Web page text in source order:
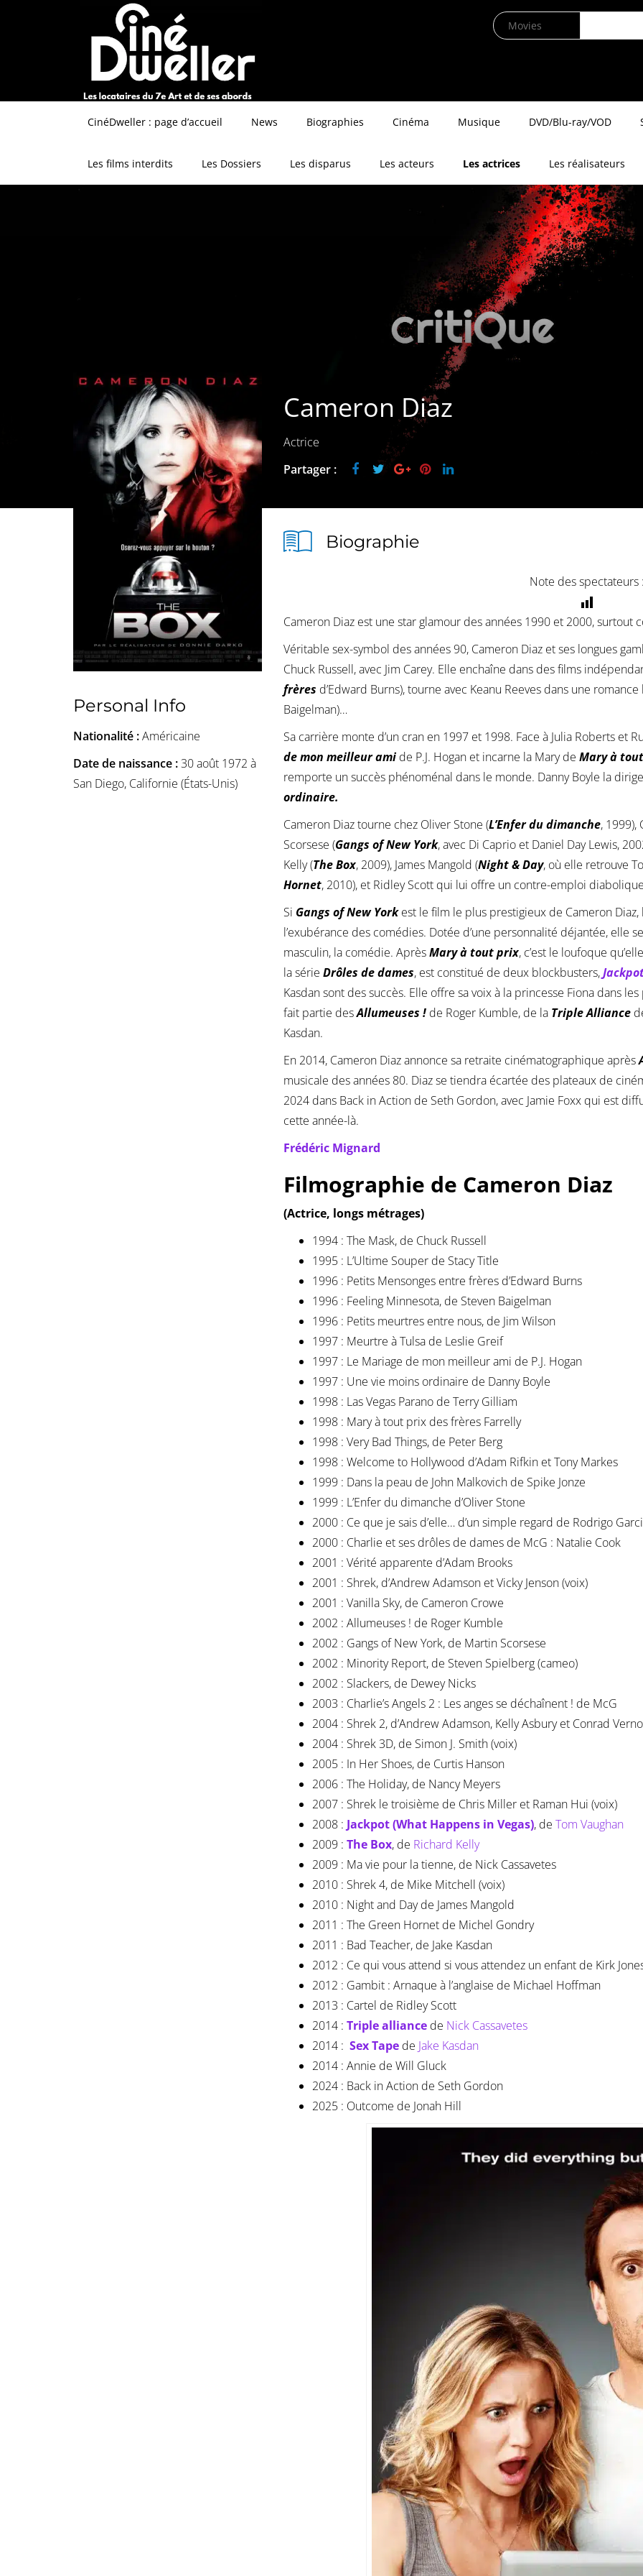
CinéDweller : page d’accueil News Biographies Cinéma Musique DVD/Blu-ray/VOD
Les films interdits Les Dossiers Les disparus Les acteurs Les actrices Les réalisateurs
Cameron Diaz
Actrice
Partager :
Personal Info
Nationalité :Américaine
Date de naissance :30 août 1972 à
San Diego, Californie (États-Unis)
Biographie
Note des spectateurs
Cameron Diaz est une star glamour des années 1990 et 2000,
Véritable sex-symbol des années 90, Cameron Diaz et ses longues
Chuck Russell, avec Jim Carey. Elle enchaîne dans des films
frères d’Edward Burns), tourne avec Keanu Reeves dans une romance
Baigelman)…
Sa carrière monte d’un cran en 1997 et 1998. Face à Julia Roberts et
de mon meilleur amide P.J. Hogan et incarne la Mary de Mary à
remporte un succès phénoménal dans le monde. Danny Boyle la
ordinaire.
Cameron Diaz tourne chez Oliver Stone (L’Enfer du dimanche, 1999),
Scorsese (Gangs of New York, avec Di Caprio et Daniel Day Lewis,
Kelly (The Box, 2009), James Mangold (Night & Day, où elle retrouve
Hornet, 2010), et Ridley Scott qui lui offre un contre-emploi
Si Gangs of New Yorkest le film le plus prestigieux de Cameron Diaz,
l’exubérance des comédies. Dotée d’une personnalité déjantée, elle
masculin, la comédie. AprèsMary à tout prix, c’est le loufoque
la série Drôles de dames, est constitué de deux blockbusters,
Kasdan sont des succès. Elle offre sa voix à la princesse Fiona dans
fait partie desAllumeuses !de Roger Kumble, de la Triple Alliance
Kasdan.
En 2014, Cameron Diaz annonce sa retraite cinématographique après
musicale des années 80. Diaz se tiendra écartée des plateaux de
2024 dans Back in Action de Seth Gordon, avec Jamie Foxx qui est
cette année-là.
Frédéric Mignard
Filmographie de Cameron Diaz
(Actrice, longs métrages)
1994 : The Mask, de Chuck Russell
1995 : L’Ultime Souper de Stacy Title
1996 : Petits Mensonges entre frères d’Edward Burns
1996 : Feeling Minnesota, de Steven Baigelman
1996 : Petits meurtres entre nous, de Jim Wilson
1997 : Meurtre à Tulsa de Leslie Greif
1997 : Le Mariage de mon meilleur ami de P.J. Hogan
1997 : Une vie moins ordinaire de Danny Boyle
1998 : Las Vegas Parano de Terry Gilliam
1998 : Mary à tout prix des frères Farrelly
1998 : Very Bad Things, de Peter Berg
1998 : Welcome to Hollywood d’Adam Rifkin et Tony Markes
1999 : Dans la peau de John Malkovich de Spike Jonze
1999 : L’Enfer du dimanche d’Oliver Stone
2000 : Ce que je sais d’elle… d’un simple regard de Rodrigo
2000 : Charlie et ses drôles de dames de McG : Natalie Cook
2001 : Vérité apparente d’Adam Brooks
2001 : Shrek, d’Andrew Adamson et Vicky Jenson (voix)
2001 : Vanilla Sky, de Cameron Crowe
2002 : Allumeuses ! de Roger Kumble
2002 : Gangs of New York, de Martin Scorsese
2002 : Minority Report, de Steven Spielberg (cameo)
2002 : Slackers, de Dewey Nicks
2003 : Charlie’s Angels 2 : Les anges se déchaînent ! de McG
2004 : Shrek 2, d’Andrew Adamson, Kelly Asbury et Conrad
2004 : Shrek 3D, de Simon J. Smith (voix)
2005 : In Her Shoes, de Curtis Hanson
2006 : The Holiday, de Nancy Meyers
2007 : Shrek le troisième de Chris Miller et Raman Hui (voix)
2008 : Jackpot (What Happens in Vegas), de Tom Vaughan
2009 : The Box, de Richard Kelly
2009 : Ma vie pour la tienne, de Nick Cassavetes
2010 : Shrek 4, de Mike Mitchell (voix)
2010 : Night and Day de James Mangold
2011 : The Green Hornet de Michel Gondry
2011 : Bad Teacher, de Jake Kasdan
2012 : Ce qui vous attend si vous attendez un enfant de Kirk
2012 : Gambit : Arnaque à l’anglaise de Michael Hoffman
2013 : Cartel de Ridley Scott
2014 : Triple alliancede Nick Cassavetes
2014 : Sex Tape de Jake Kasdan
2014 : Annie de Will Gluck
2024 : Back in Action de Seth Gordon
2025 : Outcome de Jonah Hill